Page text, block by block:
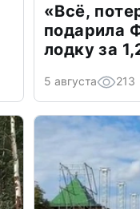
«Всё,
подарила
лодку за
5 августа 213